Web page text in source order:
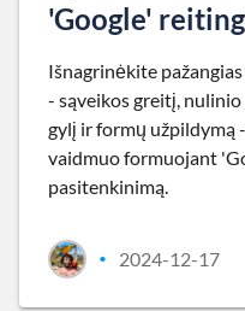
'Google'
Išnagrinėkite
- sąveikos greitį,
gylį ir formų užpildymą
vaidmuo formuojant
pasitenkinimą.
• 2024-12-17